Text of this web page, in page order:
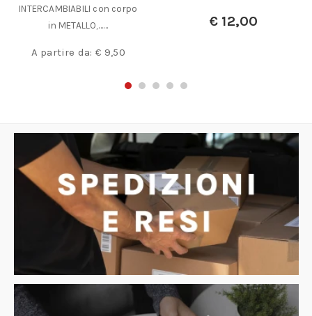
INTERCAMBIABILI con corpo
in METALLO,……
A partire da: € 9,50
€ 12,00